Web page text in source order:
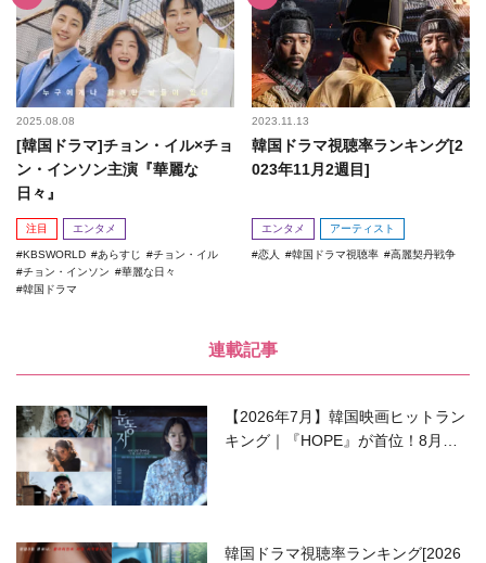
2025.08.08
[韓国ドラマ]チョン・イル×チョ
ン・インソン主演『華麗な
日々』
注目 エンタメ
KBSWORLD あらすじ
チョン・イル
チョン・インソン
華麗な日々
韓国ドラマ
2023.11.13
韓国ドラマ視聴率ランキング[2
023年11月2週目]
エンタメ アーティスト
恋人 韓国ドラマ視聴率 高麗契丹戦争
連載記事
【2026年7月】韓国映画ヒットラン
キング｜『HOPE』が首位！8月公
韓国ドラマ視聴率ランキング[2026